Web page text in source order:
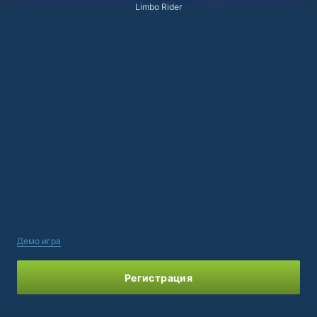
Limbo Rider
Демо игра
Регистрация